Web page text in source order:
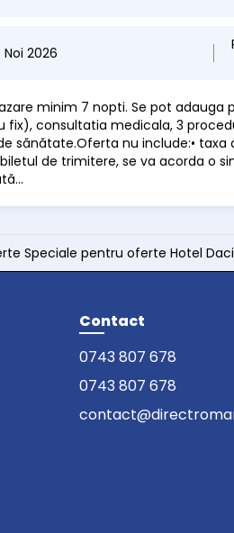
Noi 2026
minim 7 nopti. Se pot adauga
consultatia medicala, 3
sănătate.Oferta nu include:• taxa
de trimitere, se va acorda o
Speciale pentru oferte Hotel
Contact
0743 807 678
0743 807 678